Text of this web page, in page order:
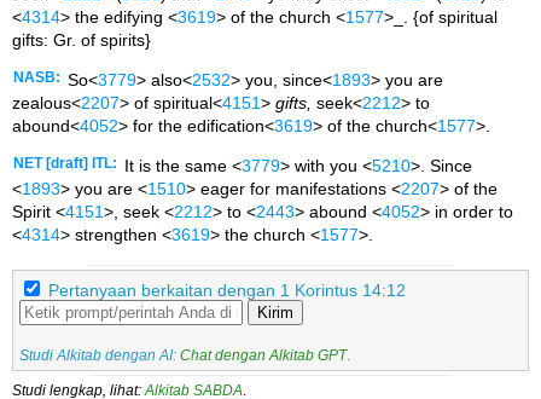
<4314> the edifying <3619> of the church <1577>_. {of spiritual
gifts: Gr. of spirits}
NASB: So<3779> also<2532> you, since<1893> you are
zealous<2207> of spiritual<4151> gifts, seek<2212> to
abound<4052> for the edification<3619> of the church<1577>.
NET [draft] ITL: It is the same <3779> with you <5210>. Since
<1893> you are <1510> eager for manifestations <2207> of the
Spirit <4151>, seek <2212> to <2443> abound <4052> in order to
<4314> strengthen <3619> the church <1577>.
Pertanyaan berkaitan dengan 1 Korintus 14:12
Kirim
Studi Alkitab dengan AI: Chat dengan Alkitab GPT.
Studi lengkap, lihat: Alkitab SABDA